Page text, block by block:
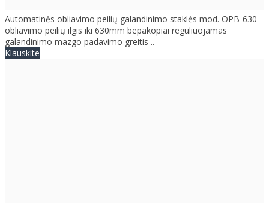
Automatinės obliavimo peilių galandinimo staklės mod. OPB-630
obliavimo peilių ilgis iki 630mm bepakopiai reguliuojamas
galandinimo mazgo padavimo greitis ..
Klauskite